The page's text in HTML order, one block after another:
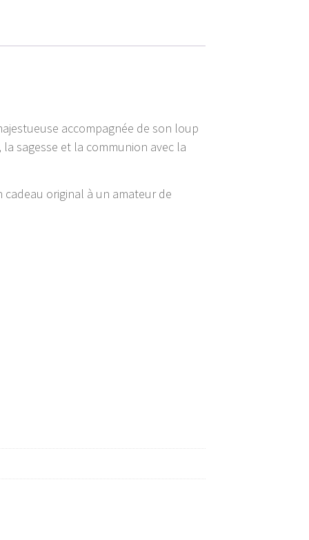
accompagnée de son loup
sagesse et la communion avec la
original à un amateur de